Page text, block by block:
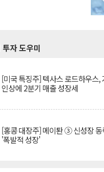
자 도우미
[미국 특징주] 텍사스 로드하우스,
인상에 2분기 매출 성장세
[홍콩 대장주] 메이퇀 ③ 신성장 동
'폭발적 성장'